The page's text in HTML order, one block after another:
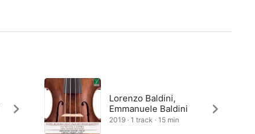
Lorenzo Baldini,
Emmanuele Baldini
2019 · 1 track · 15 min